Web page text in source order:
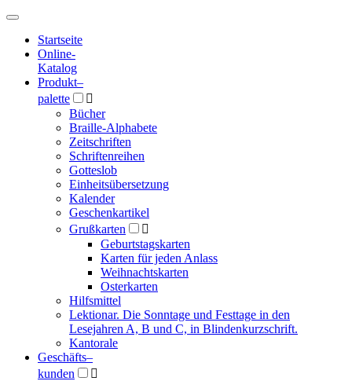
Hauptmenü
Hauptmenü
Startseite
Online-
Katalog
Produkt–
palette

Bücher
Braille-Alphabete
Zeitschriften
Schriftenreihen
Gotteslob
Einheitsübersetzung
Kalender
Geschenkartikel
Grußkarten

Geburtstagskarten
Karten für jeden Anlass
Weihnachtskarten
Osterkarten
Hilfsmittel
Lektionar. Die Sonntage und Festtage in den
Lesejahren A, B und C, in Blindenkurzschrift.
Kantorale
Geschäfts­–
kunden
